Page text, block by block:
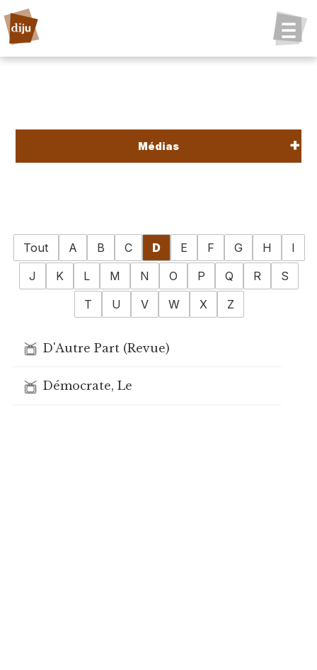
Médias
Tout A B C D E F G H
I
J
K L M N O P Q R
S
T
U V W X Z
D'Autre Part (Revue)
Démocrate, Le